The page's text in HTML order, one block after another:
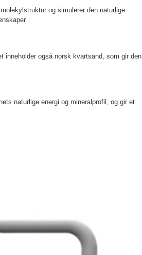
og simulerer den naturlige
inneholder også norsk kvartsand, som gir den
naturlige energi og mineralprofil, og gir et